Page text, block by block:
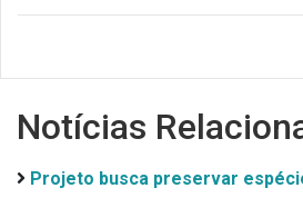
Notícias
Projeto busca preservar